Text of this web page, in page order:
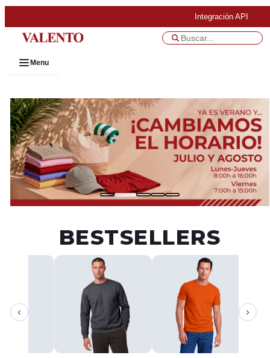
Integración API
Menu
BESTSELLERS
‹ ›